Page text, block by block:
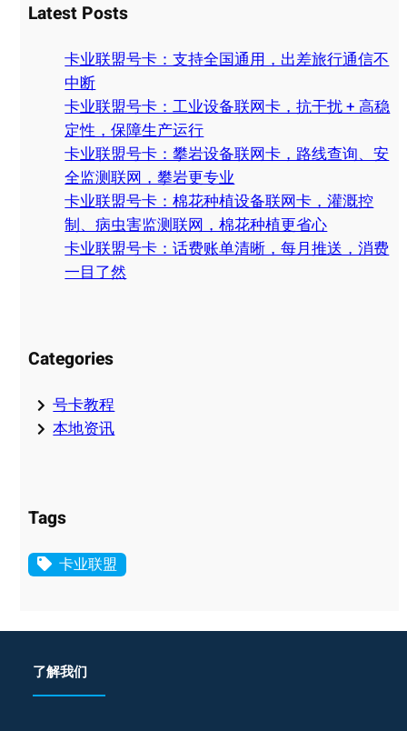
r
Latest Posts
卡业联盟号卡：支持全国通用，出差旅行通信不
中断
卡业联盟号卡：工业设备联网卡，抗干扰 + 高稳
定性，保障生产运行
卡业联盟号卡：攀岩设备联网卡，路线查询、安
全监测联网，攀岩更专业
卡业联盟号卡：棉花种植设备联网卡，灌溉控
制、病虫害监测联网，棉花种植更省心
卡业联盟号卡：话费账单清晰，每月推送，消费
一目了然
Categories
号卡教程
本地资讯
Tags
卡业联盟
了解我们